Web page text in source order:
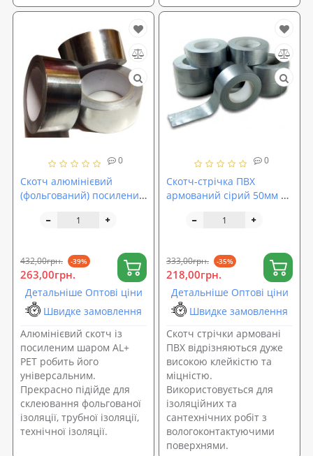
0
Скотч алюмінієвий
(фольгований) посилений
PET 75мм (40м)
432,00грн. -39%
263,00грн.
Детальніше Оптові ціни
Швидке замовлення
Алюмінієвий скотч із
посиленим шаром AL+
PET робить його
універсальним.
Прекрасно підійде для
склеювання фольгованої
ізоляції, трубної ізоляції,
технічної ізоляції.
0
Скотч-стрічка ПВХ
армований сірий 50мм х
333,00грн. -35%
218,00грн.
Детальніше Оптові ціни
Швидке замовлення
Скотч стрічки армовані
ПВХ відрізняються дуже
високою клейкістю та
міцністю.
Використовується для
ізоляційних та
сантехнічних робіт з
вологоконтактуючими
поверхнями.